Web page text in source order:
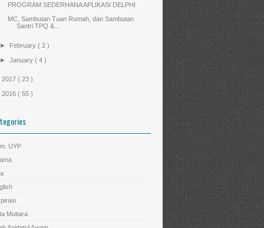
PROGRAM SEDERHANA APLIKASI DELPHI
MC, Sambutan Tuan Rumah, dan Sambutan
Santri TPQ &...
► February( 2 )
►January( 4 )
2017 ( 23 )
2016 ( 55 )
UYP
Mutiara